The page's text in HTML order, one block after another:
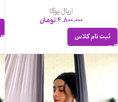
اریال یوگا
4.800.000تومان
ثبت نام کلاس